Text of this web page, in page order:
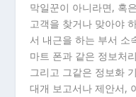
막일꾼이 아니라면, 혹
고객을 찾거나 맞아야
서 내근을 하는 부서 소
마트 폰과 같은 정보처
그리고 그같은 정보화
대개 보고서나 제안서,